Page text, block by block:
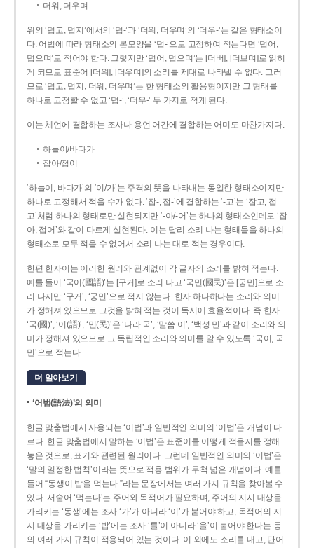
더워, 더우며
위의 ‘덥고, 덥지’에서의 ‘덥-­’과 ‘더워, 더우며’의 ‘더우-­’는 같은 형태소이
다. 어법에 따라 형태소의 본모양을 ‘덥-­’으로 고정하여 적는다면 ‘덥어,
덥으며’로 적어야 한다. 그렇지만 ‘덥어, 덥으며’는 [더버], [더브며]로 읽히
게 되므로 표준어 [더워], [더우며]의 소리를 제대로 나타낼 수 없다. 그러
므로 ‘덥고, 덥지, 더워, 더우며’는 한 형태소의 활용형이지만 그 형태를
하나로 고정할 수 없고 ‘덥-’, ‘더우-’ 두 가지로 적게 된다.
이는 체언에 결합하는 조사나 용언 어간에 결합하는 어미도 마찬가지다.
하늘이/바다가
잡아/접어
‘하늘이, 바다가’의 ‘이/가’는 주격의 뜻을 나타내는 동일한 형태소이지만
하나로 고정해서 적을 수가 없다. ‘잡-, 접-’에 결합하는 ‘-고’는 ‘잡고, 접
고’처럼 하나의 형태로만 실현되지만 ‘-아/-어’는 하나의 형태소인데도 ‘잡
아, 접어’와 같이 다르게 실현된다. 이는 달리 소리 나는 형태들을 하나의
형태소로 모두 적을 수 없어서 소리 나는 대로 적는 경우이다.
한편 한자어는 이러한 원리와 관계없이 각 글자의 소리를 밝혀 적는다.
예를 들어 ‘국어(國語)’는 [구거]로 소리 나고 ‘국민(國民)’은 [궁민]으로 소
리 나지만 ‘구거’, ‘궁민’으로 적지 않는다. 한자 하나하나는 소리와 의미
가 정해져 있으므로 그것을 밝혀 적는 것이 독서에 효율적이다. 즉 한자
‘국(國)’, ‘어(語)’, ‘민(民)’은 ‘나라 국’, ‘말씀 어’, ‘백성 민’과 같이 소리와 의
미가 정해져 있으므로 그 독립적인 소리와 의미를 알 수 있도록 ‘국어, 국
민’으로 적는다.
더 알아보기
‘어법(語法)’의 의미
한글 맞춤법에서 사용되는 ‘어법’과 일반적인 의미의 ‘어법’은 개념이 다
르다. 한글 맞춤법에서 말하는 ‘어법’은 표준어를 어떻게 적을지를 정해
놓은 것으로, 표기와 관련된 원리이다. 그런데 일반적인 의미의 ‘어법’은
‘말의 일정한 법칙’이라는 뜻으로 적용 범위가 무척 넓은 개념이다. 예를
들어 “동생이 밥을 먹는다.”라는 문장에서는 여러 가지 규칙을 찾아볼 수
있다. 서술어 ‘먹는다’는 주어와 목적어가 필요하며, 주어의 지시 대상을
가리키는 ‘동생’에는 조사 ‘가’가 아니라 ‘이’가 붙어야 하고, 목적어의 지
시 대상을 가리키는 ‘밥’에는 조사 ‘를’이 아니라 ‘을’이 붙어야 한다는 등
의 여러 가지 규칙이 적용되어 있는 것이다. 이 외에도 소리를 내고, 단어